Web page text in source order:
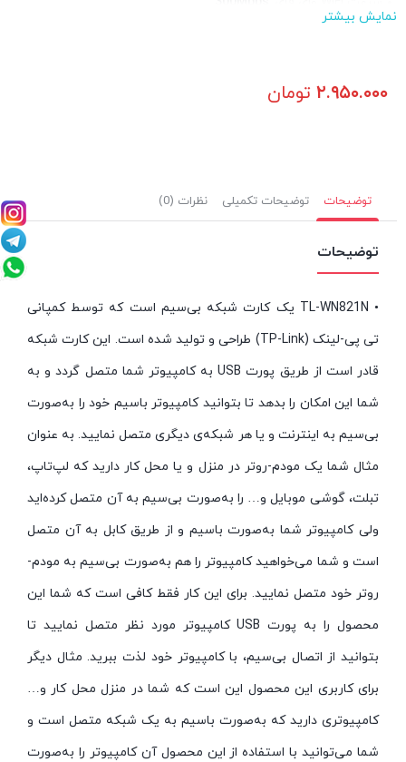
فرکانس::
نمایش بیشتر
۲.۹۵۰.۰۰۰ تومان
توضیحات توضیحات تکمیلی نظرات (0)
توضیحات
• TL-WN821N یک کارت شبکه بی‌سیم است که توسط کمپانی
تی پی-لینک (TP-Link) طراحی و تولید شده است. این کارت شبکه
قادر است از طریق پورت USB به کامپیوتر شما متصل گردد و به
شما این امکان را بدهد تا بتوانید کامپیوتر باسیم خود را به‌صورت
بی‌سیم به اینترنت و یا هر شبکه‌ی دیگری متصل نمایید. به عنوان
مثال شما یک مودم-روتر در منزل و یا محل کار دارید که لپ‌تاپ،
تبلت، گوشی موبایل و… را به‌صورت بی‌سیم به آن متصل کرده‌اید
ولی کامپیوتر شما به‌صورت باسیم و از طریق کابل به آن متصل
است و شما می‌خواهید کامپیوتر را هم به‌صورت بی‌سیم به مودم-
روتر خود متصل نمایید. برای این کار فقط کافی است که شما این
محصول را به پورت USB کامپیوتر مورد نظر متصل نمایید تا
بتوانید از اتصال بی‌سیم، با کامپیوتر خود لذت ببرید. مثال دیگر
برای کاربری این محصول این است که شما در منزل محل کار و…
کامپیوتری دارید که به‌صورت باسیم به یک شبکه متصل است و
شما می‌توانید با استفاده از این محصول آن کامپیوتر را به‌صورت